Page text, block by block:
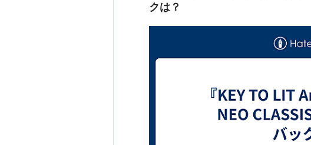
クは？